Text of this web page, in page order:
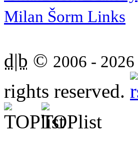
Milan Šorm Links
d|b © 2006 - 2026
rights reserved.